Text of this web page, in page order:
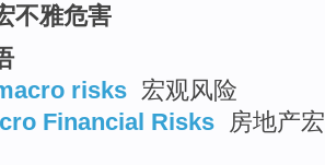
不雅危害
risks 宏观风险
Financial Risks
房地产